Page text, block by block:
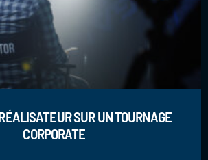
SUR UN TOURNAGE
CORPORATE